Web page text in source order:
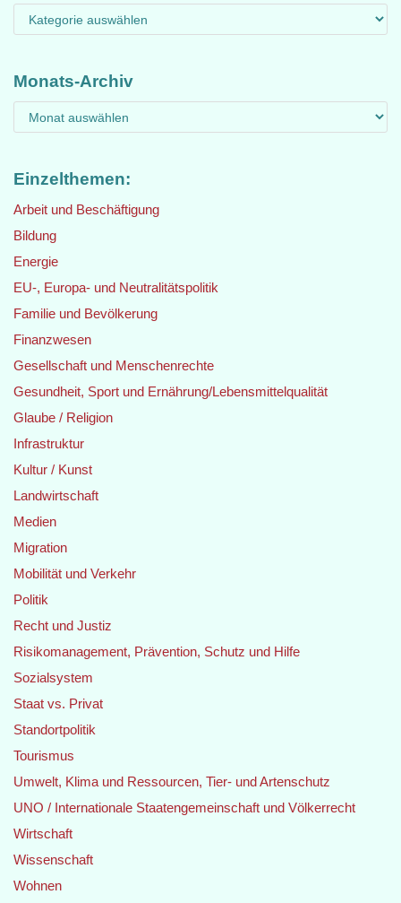
Monats-Archiv
Einzelthemen:
Arbeit und Beschäftigung
Bildung
Energie
EU-, Europa- und Neutralitätspolitik
Familie und Bevölkerung
Finanzwesen
Gesellschaft und Menschenrechte
Gesundheit, Sport und Ernährung/Lebensmittelqualität
Glaube / Religion
Infrastruktur
Kultur / Kunst
Landwirtschaft
Medien
Migration
Mobilität und Verkehr
Politik
Recht und Justiz
Risikomanagement, Prävention, Schutz und Hilfe
Sozialsystem
Staat vs. Privat
Standortpolitik
Tourismus
Umwelt, Klima und Ressourcen, Tier- und Artenschutz
UNO / Internationale Staatengemeinschaft und Völkerrecht
Wirtschaft
Wissenschaft
Wohnen